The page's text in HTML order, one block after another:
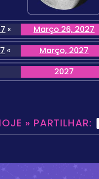
« Março 26, 2027
« Março, 2027
2027
» PARTILHAR: